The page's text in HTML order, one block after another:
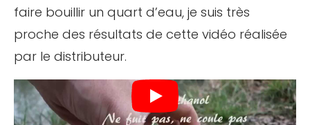
faire bouillir un quart d’eau, je suis très
proche des résultats de cette vidéo réalisée
par le distributeur.